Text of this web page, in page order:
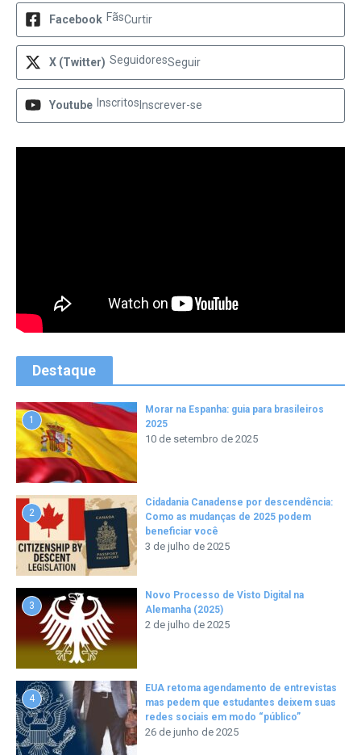
Facebook FãsCurtir
X (Twitter) SeguidoresSeguir
Youtube Inscritos Inscrever-se
Destaque
1
Morar na Espanha: guia para brasileiros
2025
10 de setembro de 2025
2
Cidadania Canadense por descendência:
Como as mudanças de 2025 podem
beneficiar você
3 de julho de 2025
3
Novo Processo de Visto Digital na
Alemanha (2025)
2 de julho de 2025
4
EUA retoma agendamento de entrevistas
mas pedem que estudantes deixem suas
redes sociais em modo “público”
26 de junho de 2025